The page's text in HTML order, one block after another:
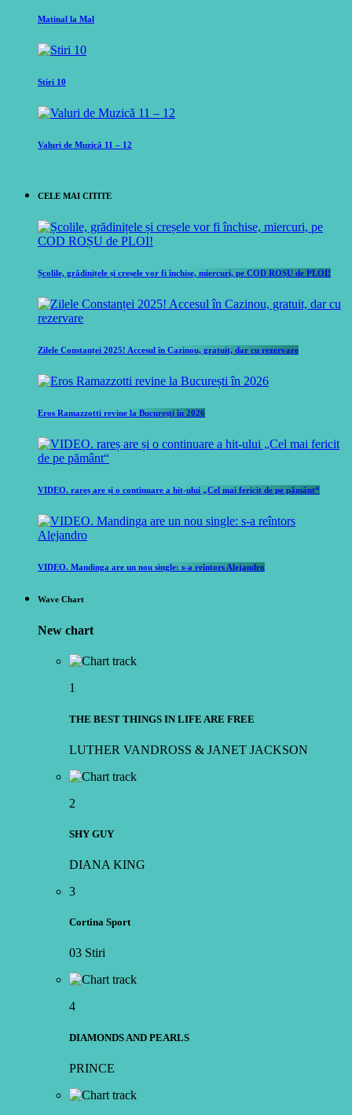
Matinal la Mal
Stiri 10
Valuri de Muzică 11 – 12
CELE MAI CITITE
Școlile, grădinițele și creșele vor fi închise, miercuri, pe COD ROȘU de PLOI!
Zilele Constanței 2025! Accesul în Cazinou, gratuit, dar cu rezervare
Eros Ramazzotti revine la București în 2026
VIDEO. rareș are și o continuare a hit-ului „Cel mai fericit de pe pământ“
VIDEO. Mandinga are un nou single: s-a reîntors Alejandro
Wave Chart
New chart
1
THE BEST THINGS IN LIFE ARE FREE
LUTHER VANDROSS & JANET JACKSON
2
SHY GUY
DIANA KING
3
Cortina Sport
03 Stiri
4
DIAMONDS AND PEARLS
PRINCE